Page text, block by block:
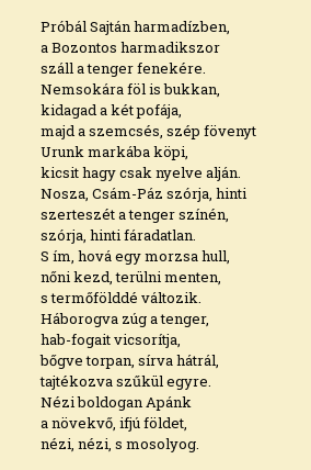
Próbál Sajtán harmadízben,
a Bozontos harmadikszor
száll a tenger fenekére.
Nemsokára föl is bukkan,
kidagad a két pofája,
majd a szemcsés, szép fövenyt
Urunk markába köpi,
kicsit hagy csak nyelve alján.
Nosza, Csám-Páz szórja, hinti
szerteszét a tenger színén,
szórja, hinti fáradatlan.
S ím, hová egy morzsa hull,
nőni kezd, terülni menten,
s termőfölddé változik.
Háborogva zúg a tenger,
hab-fogait vicsorítja,
bőgve torpan, sírva hátrál,
tajtékozva szűkül egyre.
Nézi boldogan Apánk
a növekvő, ifjú földet,
nézi, nézi, s mosolyog.